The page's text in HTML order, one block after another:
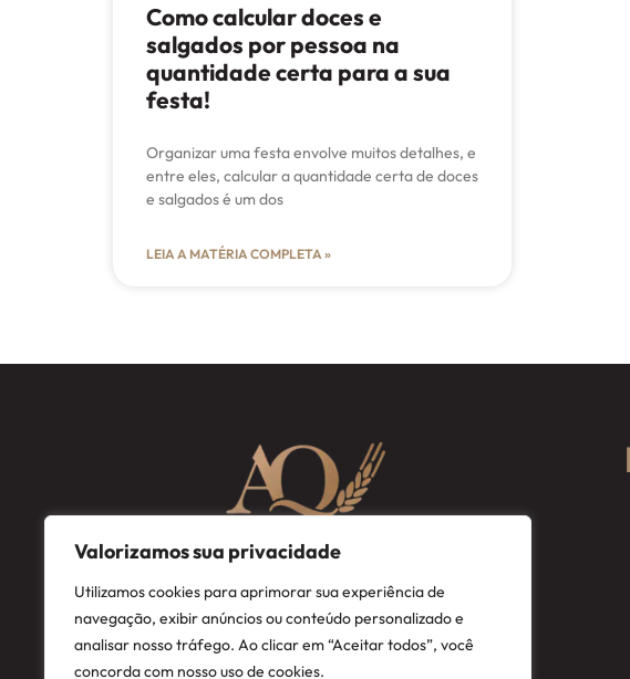
Valorizamos sua privacidade
Utilizamos cookies para aprimorar sua experiência de
navegação, exibir anúncios ou conteúdo personalizado e
analisar nosso tráfego. Ao clicar em “Aceitar todos”, você
concorda com nosso uso de cookies.
Como calcular doces e
salgados por pessoa na
quantidade certa para a sua
festa!
Organizar uma festa envolve muitos detalhes, e
entre eles, calcular a quantidade certa de doces
e salgados é um dos
LEIA A MATÉRIA COMPLETA »